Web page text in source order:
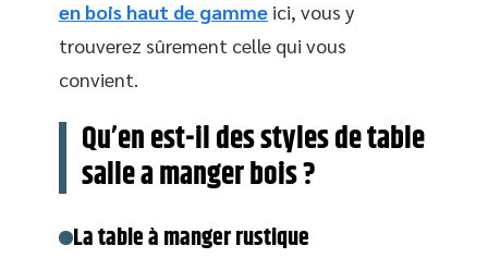
en bois haut de gamme ici, vous y
trouverez sûrement celle qui vous
convient.
Qu’en est-il des styles de table
salle a manger bois ?
La table à manger rustique